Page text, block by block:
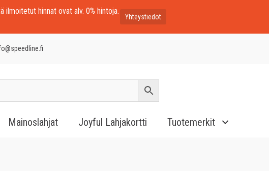
hinnat ovat alv. 0% hintoja.
Yhteystiedot
Mainoslahjat Joyful Lahjakortti Tuotemerkit